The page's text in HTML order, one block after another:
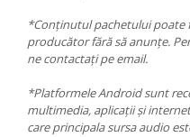
*Conținutul pachetului poate
producător fără să anunțe.
ne contactați pe email.
*Platformele Android sunt
multimedia, aplicații și
care principala sursa audio